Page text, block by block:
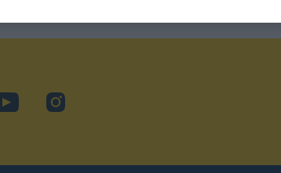
YouTubeInstagram